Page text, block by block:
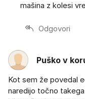
mašina z kolesi
Odgovori
Puško v
Kot sem že povedal
naredijo točno